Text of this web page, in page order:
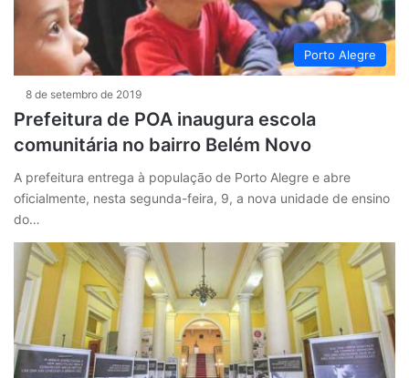
Porto Alegre
8 de setembro de 2019
Prefeitura de POA inaugura escola
comunitária no bairro Belém Novo
A prefeitura entrega à população de Porto Alegre e abre
oficialmente, nesta segunda-feira, 9, a nova unidade de ensino
do…